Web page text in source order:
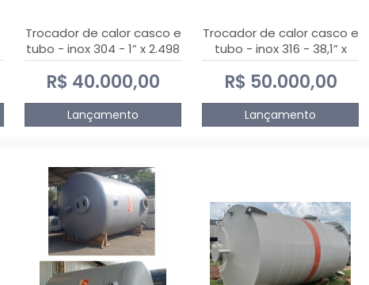
Trocador de calor casco e
tubo - inox 304 - 1” x 2.498
mm
R$ 40.000,00
Lançamento
Trocador de calor casco e
tubo - inox 316 - 38,1” x
2.030 mm
R$ 50.000,00
Lançamento